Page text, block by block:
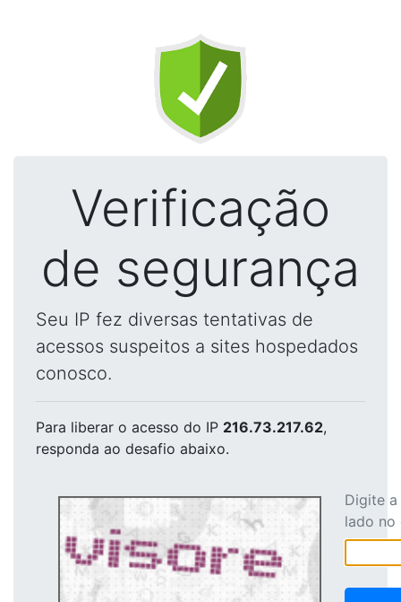
Verificação
de segurança
Seu IP fez diversas tentativas de
acessos suspeitos a sites hospedados
conosco.
Para liberar o acesso do IP 216.73.217.62,
responda ao desafio abaixo.
Digite
lado no